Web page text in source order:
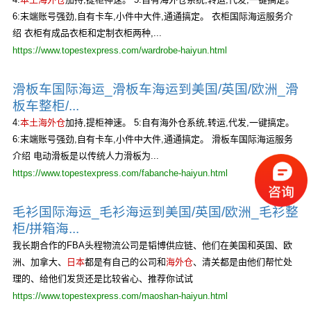
6:末端账号强劲,自有卡车,小件中大件,通通搞定。 衣柜国际海运服务介
绍 衣柜有成品衣柜和定制衣柜两种,...
https://www.topestexpress.com/wardrobe-haiyun.html
滑板车国际海运_滑板车海运到美国/英国/欧洲_滑
板车整柜/...
4:本土海外仓加持,提柜神速。 5:自有海外仓系统,转运,代发,一键搞定。
6:末端账号强劲,自有卡车,小件中大件,通通搞定。 滑板车国际海运服务
介绍 电动滑板是以传统人力滑板为...
https://www.topestexpress.com/fabanche-haiyun.html
毛衫国际海运_毛衫海运到美国/英国/欧洲_毛衫整
柜/拼箱海...
我长期合作的FBA头程物流公司是韬博供应链、他们在美国和英国、欧
洲、加拿大、
日本都是有自己的公司和海外仓、清关都是由他们帮忙处
理的、给他们发货还是比较省心、推荐你试试
https://www.topestexpress.com/maoshan-haiyun.html